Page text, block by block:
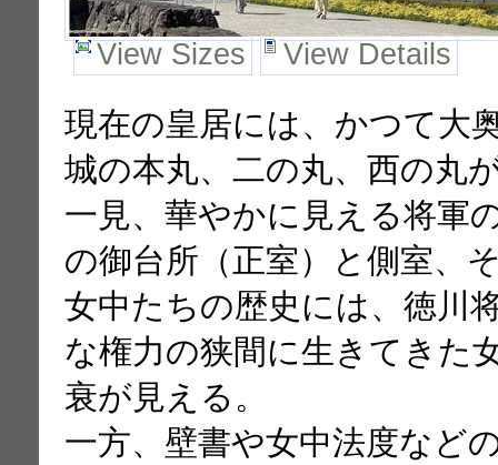
View Sizes View Details
現在の皇居には、かつて大
城の本丸、二の丸、西の丸
一見、華やかに見える将軍
の御台所（正室）と側室、
女中たちの歴史には、徳川
な権力の狭間に生きてきた
衰が見える。
一方、壁書や女中法度など